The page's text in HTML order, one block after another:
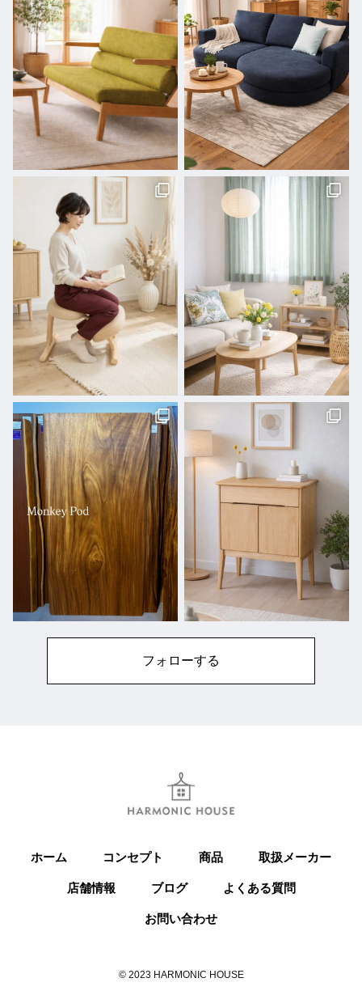
フォローする
ホーム コンセプト 商品 取扱メーカー
店舗情報 ブログ よくある質問
お問い合わせ
© 2023 HARMONIC HOUSE